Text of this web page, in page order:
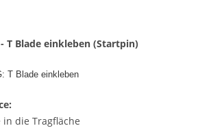
T Blade einkleben (Startpin)
die Tragfläche